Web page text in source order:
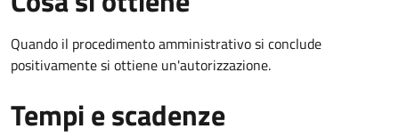
Quando il procedimento amministrativo si conclude
positivamente si ottiene un'autorizzazione.
Tempi e scadenze